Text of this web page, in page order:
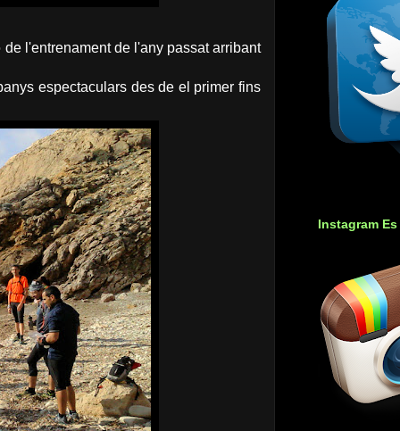
l'entrenament de l'any passat arribant
espectaculars des de el primer fins
Instagram